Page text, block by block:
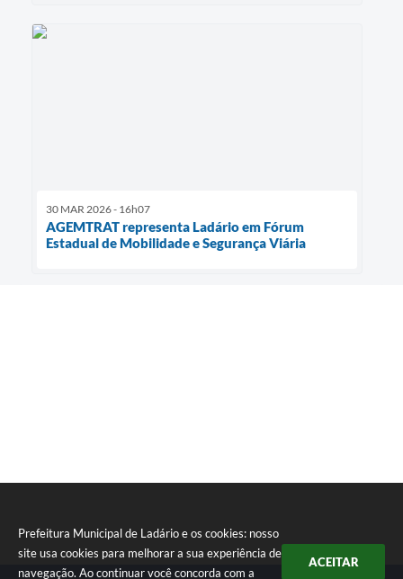
Prefeitura Municipal de Ladário e os cookies: nosso
site usa cookies para melhorar a sua experiência de
navegação. Ao continuar você concorda com a
ACEITAR
30 MAR 2026 - 16h07
AGEMTRAT representa Ladário em Fórum
Estadual de Mobilidade e Segurança Viária